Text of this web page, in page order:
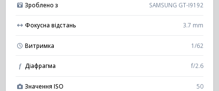
Зроблено з SAMSUNG GT-I9192
Фокусна відстань 3.7 mm
Витримка 1/62
f Діафрагма f/2.6
Значення ISO 50